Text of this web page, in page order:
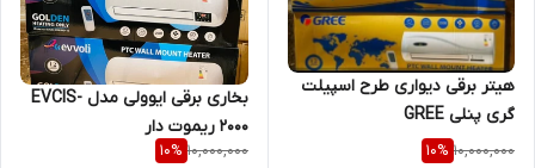
هیتر برقی دیواری طرح اسپیلت
گری پنلی GREE
10,000,000
10%
بخاری برقی ایوولی مدل EVCIS-
2000 ریموت دار
10,000,000
10%